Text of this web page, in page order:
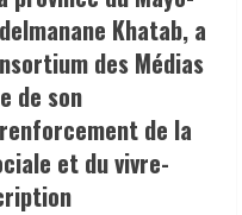
Khatab, a
des Médias
de son
de la
et du vivre-